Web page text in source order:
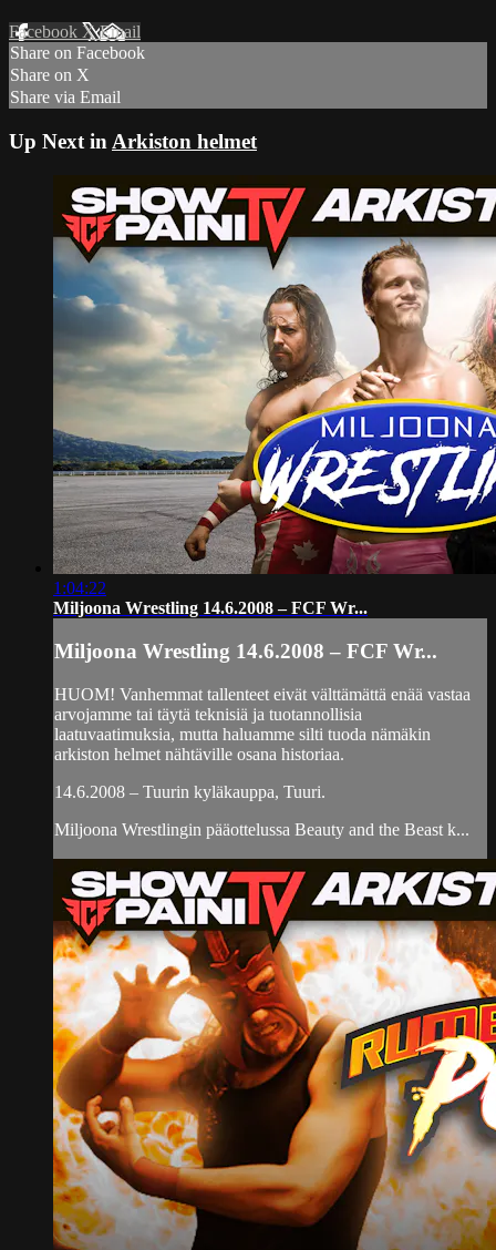
Facebook XEmail
Share on Facebook
Share on X
Share via Email
Up Next in Arkiston helmet
1:04:22
Miljoona Wrestling 14.6.2008 – FCF Wr...
Miljoona Wrestling 14.6.2008 – FCF Wr...
HUOM! Vanhemmat tallenteet eivät välttämättä enää vastaa
arvojamme tai täytä teknisiä ja tuotannollisia
laatuvaatimuksia, mutta haluamme silti tuoda nämäkin
arkiston helmet nähtäville osana historiaa.
14.6.2008 – Tuurin kyläkauppa, Tuuri.
Miljoona Wrestlingin pääottelussa Beauty and the Beast k...